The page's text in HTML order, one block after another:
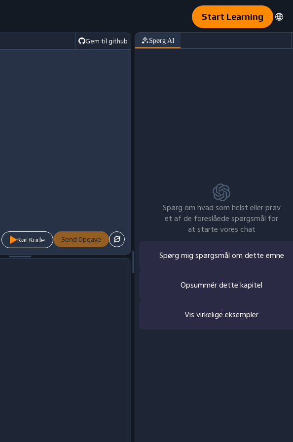
Start Learning
Gem til github
Kør Kode Send Opgave
Spørg AI
Spørg om hvad som helst eller prøv
et af de foreslåede spørgsmål for
at starte vores chat
Spørg mig spørgsmål om dette emne
Opsummér dette kapitel
Vis virkelige eksempler